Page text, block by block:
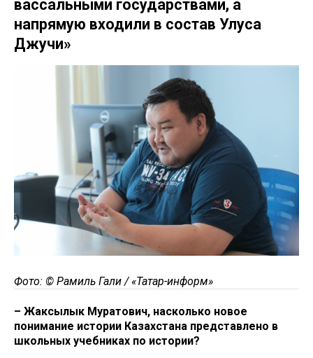
вассальными государствами, а
напрямую входили в состав Улуса
Джучи»
Фото: © Рамиль Гали / «Татар-информ»
– Жаксылык Муратович, насколько новое
понимание истории Казахстана представлено в
школьных учебниках по истории?